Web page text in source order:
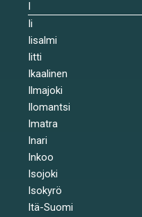
I
Ii
Iisalmi
Iitti
Ikaalinen
Ilmajoki
Ilomantsi
Imatra
Inari
Inkoo
Isojoki
Isokyrö
Itä-Suomi